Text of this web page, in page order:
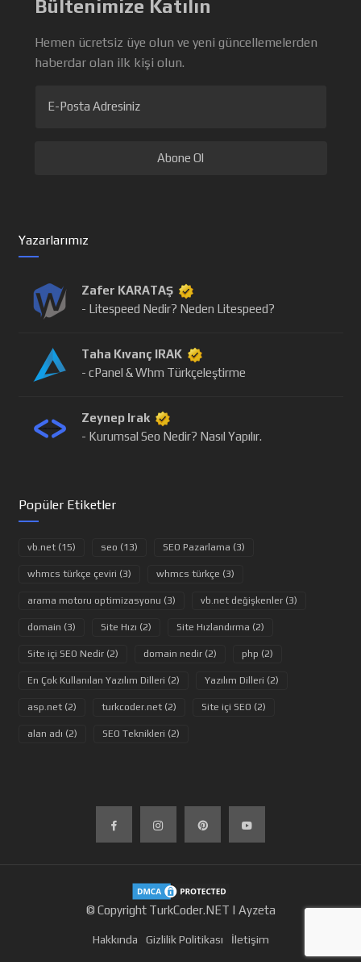
Bültenimize Katılın
Hemen ücretsiz üye olun ve yeni güncellemelerden
haberdar olan ilk kişi olun.
E-Posta Adresiniz
Yazarlarımız
Zafer KARATAŞ
- Litespeed Nedir? Neden Litespeed?
Taha Kıvanç IRAK
- cPanel & Whm Türkçeleştirme
Zeynep Irak
- Kurumsal Seo Nedir? Nasıl Yapılır.
Popüler Etiketler
vb.net (15) seo (13) SEO Pazarlama (3)
whmcs türkçe çeviri (3) whmcs türkçe (3)
arama motoru optimizasyonu (3) vb.net değişkenler (3)
domain (3) Site Hızı (2) Site Hızlandırma (2)
Site içi SEO Nedir (2) domain nedir (2) php (2)
En Çok Kullanılan Yazılım Dilleri (2) Yazılım Dilleri (2)
asp.net (2) turkcoder.net (2) Site içi SEO (2)
alan adı (2) SEO Teknikleri (2)
© Copyright TurkCoder.NET | Ayzeta
Hakkında Gizlilik Politikası İletişim